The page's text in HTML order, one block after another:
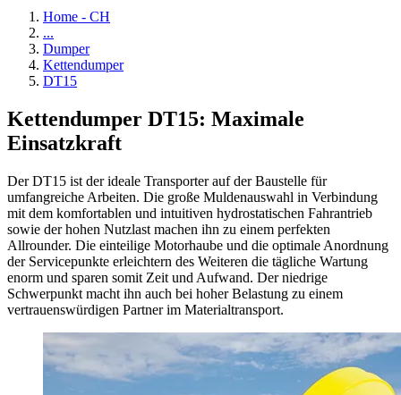
Home - CH
...
Dumper
Kettendumper
DT15
Kettendumper DT15: Maximale
Einsatzkraft
Der DT15 ist der ideale Transporter auf der Baustelle für
umfangreiche Arbeiten. Die große Muldenauswahl in Verbindung
mit dem komfortablen und intuitiven hydrostatischen Fahrantrieb
sowie der hohen Nutzlast machen ihn zu einem perfekten
Allrounder. Die einteilige Motorhaube und die optimale Anordnung
der Servicepunkte erleichtern des Weiteren die tägliche Wartung
enorm und sparen somit Zeit und Aufwand. Der niedrige
Schwerpunkt macht ihn auch bei hoher Belastung zu einem
vertrauenswürdigen Partner im Materialtransport.